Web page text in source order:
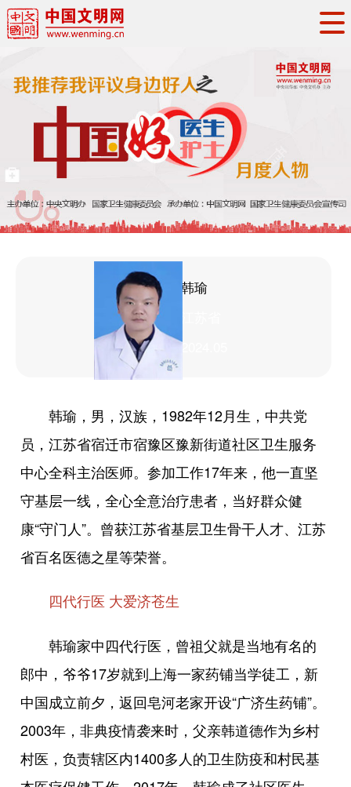
工作动态
权威发布
资讯联播
文明培育
文明实践
文明创建
文明之光
文明影音 文明矩阵
姓名： 韩瑜
省份：
时间：2024.05
韩瑜，男，汉族，1982年12月生，中共党
员，江苏省宿迁市宿豫区豫新街道社区卫生服务
中心全科主治医师。参加工作17年来，他一直坚
守基层一线，全心全意治疗患者，当好群众健
康“守门人”。曾获江苏省基层卫生骨干人才、江苏
省百名医德之星等荣誉。
四代行医 大爱济苍生
韩瑜家中四代行医，曾祖父就是当地有名的
郎中，爷爷17岁就到上海一家药铺当学徒工，新
中国成立前夕，返回皂河老家开设“广济生药铺”。
2003年，非典疫情袭来时，父亲韩道德作为乡村
村医，负责辖区内1400多人的卫生防疫和村民基